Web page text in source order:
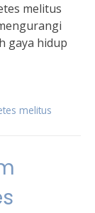
melitus
gaya hidup
melitus